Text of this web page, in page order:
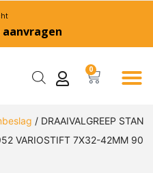
0
/ DRAAIVALGREEP STAN
VARIOSTIFT 7X32-42MM 90